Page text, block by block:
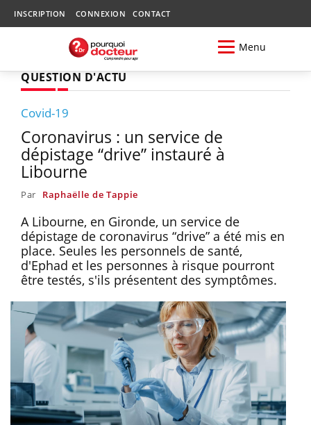
INSCRIPTION CONNEXION CONTACT
Menu
QUESTION D'ACTU
Covid-19
Coronavirus : un service de
dépistage “drive” instauré à
Libourne
Par Raphaëlle de Tappie
A Libourne, en Gironde, un service de
dépistage de coronavirus “drive” a été mis en
place. Seules les personnels de santé,
d'Ephad et les personnes à risque pourront
être testés, s'ils présentent des symptômes.